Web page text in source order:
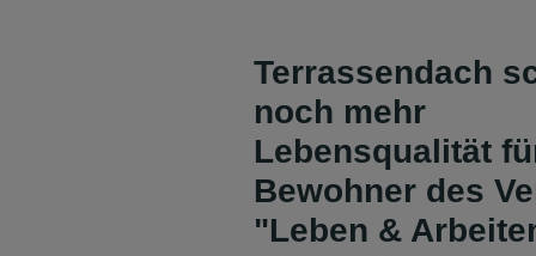
Terrassendach
noch mehr
Lebensqualität
Bewohner des
"Leben &